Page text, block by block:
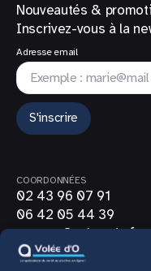
Nouveautés &
Inscrivez-vous à la
Adresse email
S'inscrire
COORDONNÉES
02 43 96 07 91
06 42 05 44 39
contact@volee-do.fr
SUIVEZ-NOUS